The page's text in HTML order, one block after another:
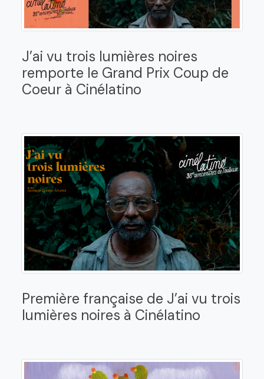
J’ai vu trois lumières noires
remporte le Grand Prix Coup de
Coeur à Cinélatino
Première française de J’ai vu trois
lumières noires à Cinélatino